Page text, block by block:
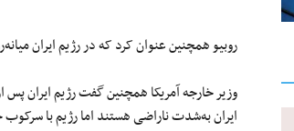
روبیو همچنین عنوان کرد که در رژیم ایران
وزیر خارجه آمریکا همچنین گفت رژیم
ایران به‌شدت ناراضی هستند اما رژیم با سرکوب